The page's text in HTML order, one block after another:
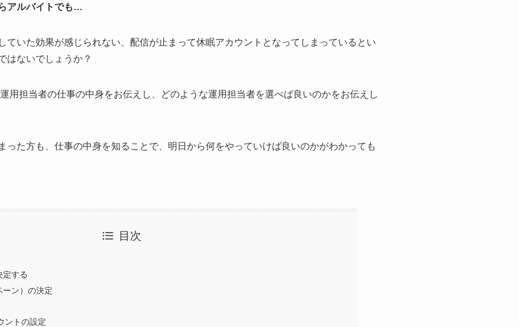
アルバイトでも…
ていた効果が感じられない、配信が止まって休眠アカウントとなってしまっているとい
はないでしょうか？
用担当者の仕事の中身をお伝えし、どのような運用担当者を選べば良いのかをお伝えし
った方も、仕事の中身を知ることで、明日から何をやっていけば良いのかがわかっても
目次
定する
ーン）の決定
ントの設定